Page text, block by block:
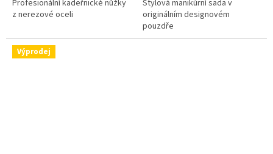
Profesionální kadeřnické nůžky
z nerezové oceli
Stylová manikúrní sada v
originálním designovém
pouzdře
Výprodej